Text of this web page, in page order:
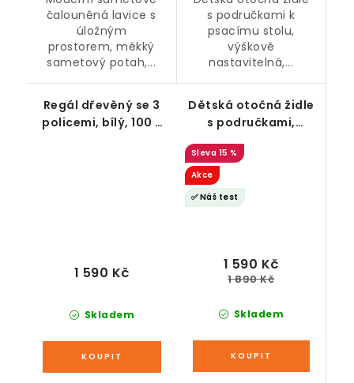
čalouněná lavice s
úložným
prostorem, měkký
sametový potah,...
s područkami k
psacímu stolu,
výškově
nastavitelná,...
Regál dřevěný se 3
policemi, bílý, 100 x
Skladem
1 590 Kč
Dětská otočná židle
s područkami,
tyrkysovo-šedá
15 %
Akce
✅ Náš test
Skladem
1 590 Kč
1 890 Kč